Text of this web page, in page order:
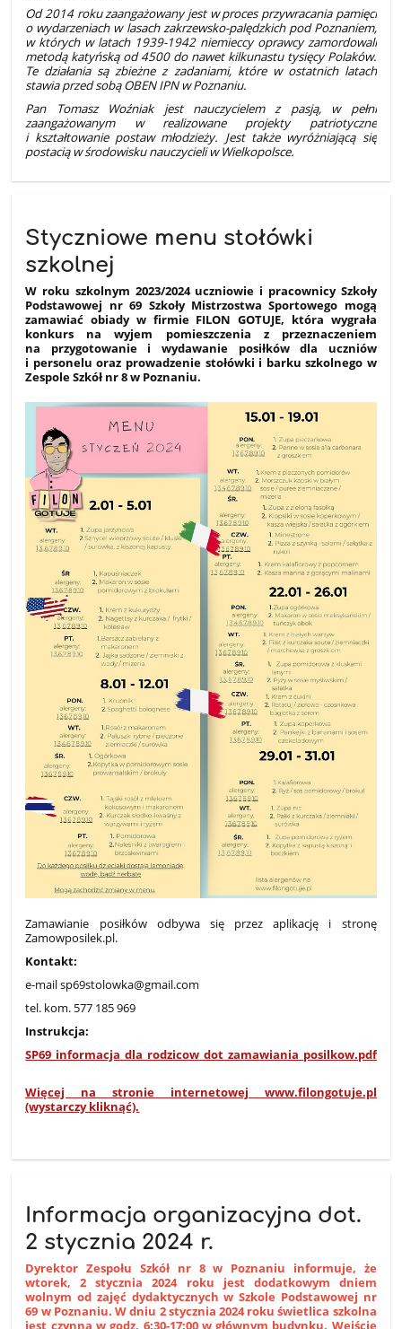
Od 2014 roku zaangażowany jest w proces przywracania pamięci
o wydarzeniach w lasach zakrzewsko-palędzkich pod Poznaniem,
w których w latach 1939-1942 niemieccy oprawcy zamordowali
metodą katyńską od 4500 do nawet kilkunastu tysięcy Polaków.
Te działania są zbieżne z zadaniami, które w ostatnich latach
stawia przed sobą OBEN IPN w Poznaniu.
Pan Tomasz Woźniak jest nauczycielem z pasją, w pełni
zaangażowanym w realizowane projekty patriotyczne
i kształtowanie postaw młodzieży. Jest także wyróżniającą się
postacią w środowisku nauczycieli w Wielkopolsce.
Styczniowe menu stołówki
szkolnej
W roku szkolnym 2023/2024 uczniowie i pracownicy Szkoły
Podstawowej nr 69 Szkoły Mistrzostwa Sportowego mogą
zamawiać obiady w firmie FILON GOTUJE, która wygrała
konkurs na wyjem pomieszczenia z przeznaczeniem
na przygotowanie i wydawanie posiłków dla uczniów
i personelu oraz prowadzenie stołówki i barku szkolnego w
Zespole Szkół nr 8 w Poznaniu.
Zamawianie posiłków odbywa się przez aplikację i stronę
Zamowposilek.pl.
Kontakt:
e-mail sp69stolowka@gmail.com
tel. kom. 577 185 969
Instrukcja:
SP69_informacja_dla_rodzicow_dot_zamawiania_posilkow.pdf
Więcej na stronie internetowej www.filongotuje.pl
(wystarczy kliknąć).
Informacja organizacyjna dot.
2 stycznia 2024 r.
Dyrektor Zespołu Szkół nr 8 w Poznaniu informuje, że
wtorek, 2 stycznia 2024 roku jest dodatkowym dniem
wolnym od zajęć dydaktycznych w Szkole Podstawowej nr
69 w Poznaniu. W dniu 2 stycznia 2024 roku świetlica szkolna
jest czynna w godz. 6:30-17:00 w głównym budynku. Wejście